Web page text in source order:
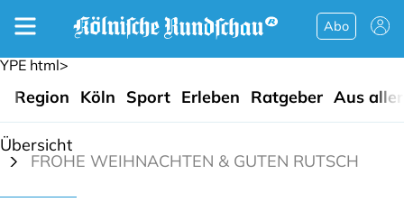
YPE html>
Region Köln Sport Erleben Ratgeber Aus
Abo
Übersicht
FROHE WEIHNACHTEN & GUTEN RUTSCH